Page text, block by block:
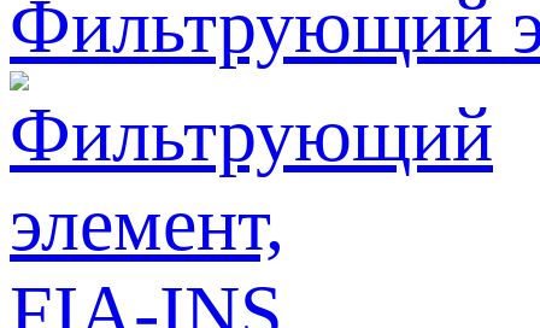
Фильтрующий